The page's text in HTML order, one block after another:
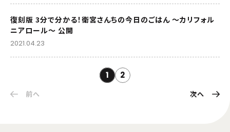
復刻版 3分で分かる！衛宮さんちの今日のごはん ～カリフォル
ニアロール～ 公開
2021.04.23
1 2
前へ 次へ